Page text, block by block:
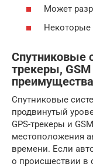
Может
Спутниковые
трекеры,
преимущества
Спутниковые
продвинутый
GPS-трекеры и
местоположения
времени. Если
о происшествии в